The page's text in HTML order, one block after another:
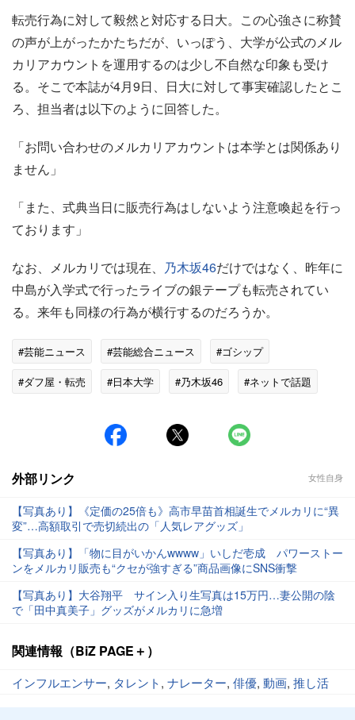
転売行為に対して毅然と対応する日大。この心強さに称賛
の声が上がったかたちだが、いっぽう、大学が公式のメル
カリアカウントを運用するのは少し不自然な印象も受け
る。そこで本誌が4月9日、日大に対して事実確認したとこ
ろ、担当者は以下のように回答した。
「お問い合わせのメルカリアカウントは本学とは関係あり
ません」
「また、式典当日に販売行為はしないよう注意喚起を行っ
ております」
なお、メルカリでは現在、 乃木坂46だけではなく、昨年に
中島が入学式で行ったライブの銀テープも転売されてい
る。来年も同様の行為が横行するのだろうか。
#芸能ニュース #芸能総合ニュース
#ゴシップ
#ダフ屋・転売
#日本大学 #乃木坂46 #ネットで話題
外部リンク 女性自身
【写真あり】《定価の25倍も》高市早苗首相誕生でメルカリに“異
変”…高額取引で売切続出の「人気レアグッズ」
【写真あり】「物に目がいかんwwww」いしだ壱成 パワーストー
ンをメルカリ販売も“クセが強すぎる”商品画像にSNS衝撃
【写真あり】大谷翔平 サイン入り生写真は15万円…妻公開の陰
で「田中真美子」グッズがメルカリに急増
関連情報（BiZ PAGE＋）
インフルエンサー, タレント, ナレーター, 俳優, 動画, 推し活